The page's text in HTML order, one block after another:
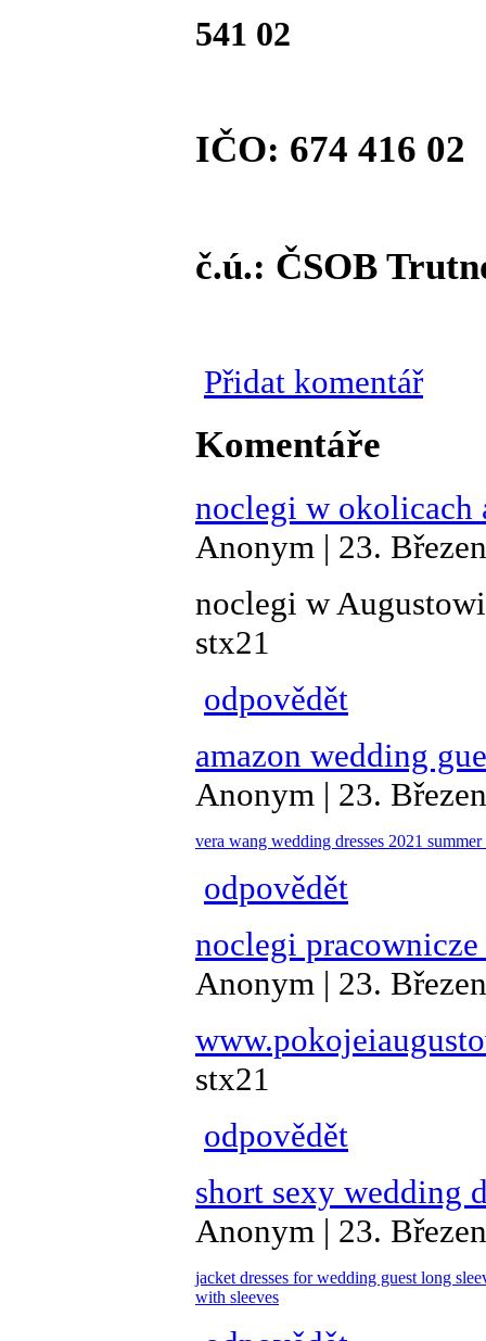
541 02
IČO: 674 416 02
č.ú.: ČSOB
Přidat komentář
Komentáře
noclegi w okolicach
Anonym | 23.
noclegi w
stx21
odpovědět
amazon wedding
Anonym | 23.
vera wang wedding dresses 2021
odpovědět
noclegi
Anonym | 23.
stx21
odpovědět
short sexy wedding
Anonym | 23.
jacket dresses for wedding guest long
with sleeves